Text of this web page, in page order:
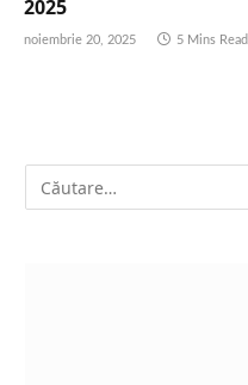
2025
noiembrie 20, 2025 5 Mins Read